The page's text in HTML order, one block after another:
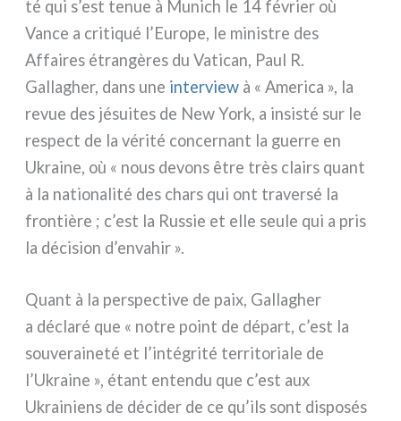
té qui s’est tenue à Munich le 14 février où
Vance a cri­ti­qué l’Europe, le mini­stre des
Affaires étran­gè­res du Vatican, Paul R.
Gallagher, dans une inter­view à « America », la
revue des jésui­tes de New York, a insi­sté sur le
respect de la véri­té con­cer­nant la guer­re en
Ukraine, où « nous devons être très clairs quant
à la natio­na­li­té des chars qui ont tra­ver­sé la
fron­tiè­re ; c’est la Russie et elle seu­le qui a pris
la déci­sion d’envahir ».
Quant à la per­spec­ti­ve de paix, Gallagher
a décla­ré que « notre point de départ, c’est la
sou­ve­rai­ne­té et l’intégrité ter­ri­to­ria­le de
l’Ukraine », étant enten­du que c’est aux
Ukrainiens de déci­der de ce qu’ils sont dispo­sés